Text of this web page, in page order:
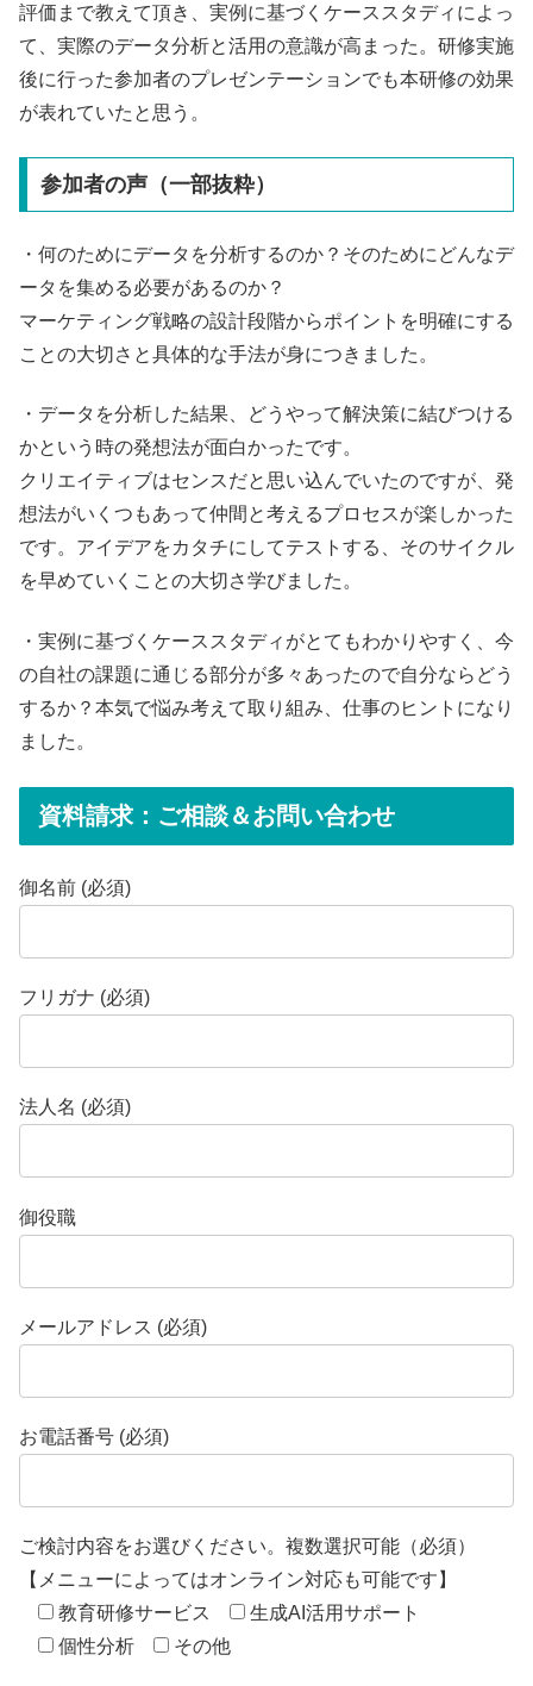
評価まで教えて頂き、実例に基づくケーススタディによっ
て、実際のデータ分析と活用の意識が高まった。研修実施
後に行った参加者のプレゼンテーションでも本研修の効果
が表れていたと思う。
参加者の声（一部抜粋）
・何のためにデータを分析するのか？そのためにどんなデ
ータを集める必要があるのか？
マーケティング戦略の設計段階からポイントを明確にする
ことの大切さと具体的な手法が身につきました。
・データを分析した結果、どうやって解決策に結びつける
かという時の発想法が面白かったです。
クリエイティブはセンスだと思い込んでいたのですが、発
想法がいくつもあって仲間と考えるプロセスが楽しかった
です。アイデアをカタチにしてテストする、そのサイクル
を早めていくことの大切さ学びました。
・実例に基づくケーススタディがとてもわかりやすく、今
の自社の課題に通じる部分が多々あったので自分ならどう
するか？本気で悩み考えて取り組み、仕事のヒントになり
ました。
資料請求：ご相談＆お問い合わせ
御名前 (必須)
フリガナ (必須)
法人名 (必須)
御役職
メールアドレス (必須)
お電話番号 (必須)
ご検討内容をお選びください。複数選択可能（必須）
【メニューによってはオンライン対応も可能です】
教育研修サービス
生成AI活用サポート
個性分析
その他